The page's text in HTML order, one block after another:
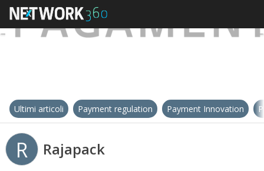
Ultimi articoli Payment regulation Payment Innovation
R Rajapack